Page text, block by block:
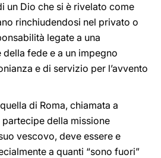
un Dio che si è rivelato come
rinchiudendosi nel privato o
legate a una
fede e a un impegno
e di servizio per l’avvento
di Roma, chiamata a
della missione
vescovo, deve essere e
a quanti “sono fuori”